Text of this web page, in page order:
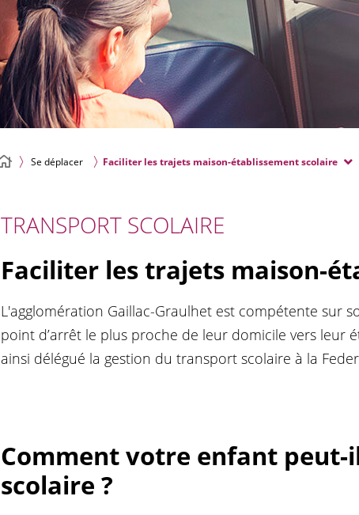
Se déplacer Faciliter les trajets maison-établissement scolaire
TRANSPORT SCOLAIRE
Faciliter les trajets maison-
L'agglomération Gaillac-Graulhet est compétente sur
point d’arrêt le plus proche de leur domicile vers leur
ainsi délégué la gestion du transport scolaire à la
Comment votre enfant
scolaire ?